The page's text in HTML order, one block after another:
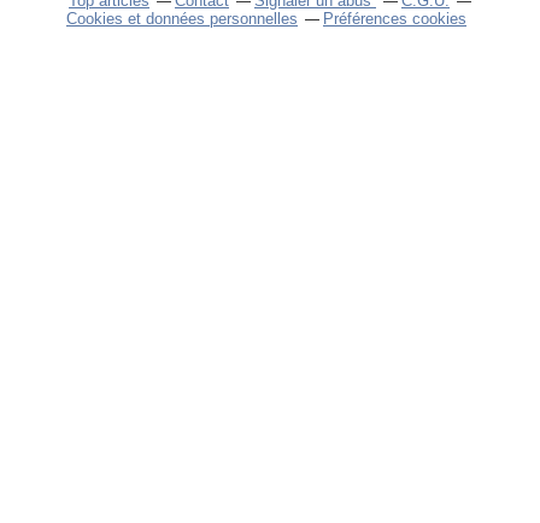
Cookies et données personnelles
Préférences cookies